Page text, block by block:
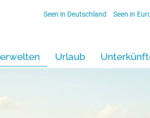
Seen in Deutschland Seen in
Urlaub